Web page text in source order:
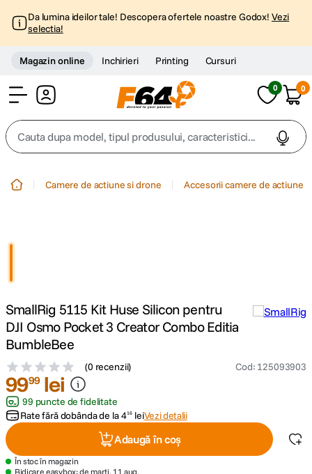
Da lumina ideilor tale! Descopera ofertele noastre Godox! Vezi
selectia!
Magazin online Inchirieri Printing Cursuri
0 0
Cauta dupa model, tipul produsului, caracteristici...
. peak design
5. canon sx740 hs
6. lavaliera
7 card memorie
Camere de actiune si drone Accesorii camere de actiune
SmallRig 5115 Kit Huse Silicon pentru
DJI Osmo Pocket 3 Creator Combo Editia
BumbleBee
(0 recenzii) Cod: 125093903
9999 lei
99 puncte de fidelitate
Rate fără dobânda de la416 leiVezi detalii
Adaugă în coș
În stoc în magazin
Ridicare easybox: de marți, 11 aug.